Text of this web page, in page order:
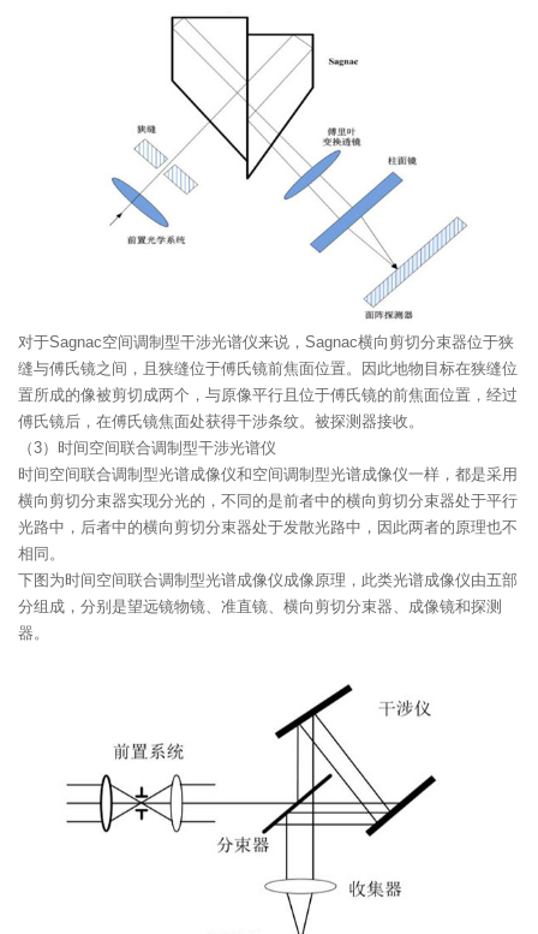
对于Sagnac空间调制型干涉光谱仪来说，Sagnac横向剪切分束器位于狭
缝与傅氏镜之间，且狭缝位于傅氏镜前焦面位置。因此地物目标在狭缝位
置所成的像被剪切成两个，与原像平行且位于傅氏镜的前焦面位置，经过
傅氏镜后，在傅氏镜焦面处获得干涉条纹。被探测器接收。
（3）时间空间联合调制型干涉光谱仪
时间空间联合调制型光谱成像仪和空间调制型光谱成像仪一样，都是采用
横向剪切分束器实现分光的，不同的是前者中的横向剪切分束器处于平行
光路中，后者中的横向剪切分束器处于发散光路中，因此两者的原理也不
相同。
下图为时间空间联合调制型光谱成像仪成像原理，此类光谱成像仪由五部
分组成，分别是望远镜物镜、准直镜、横向剪切分束器、成像镜和探测
器。